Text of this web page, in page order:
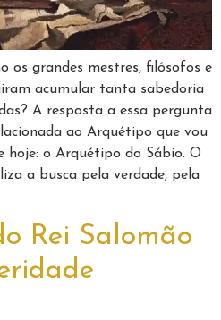
os grandes mestres, filósofos e
acumular tanta sabedoria
A resposta a essa pergunta
ao Arquétipo que vou
hoje: o Arquétipo do Sábio. O
a busca pela verdade, pela
Rei Salomão